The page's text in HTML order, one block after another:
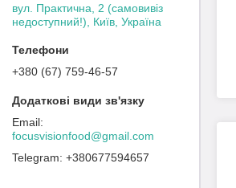
вул. Практична, 2 (самовивіз
недоступний!), Київ, Україна
+380 (67) 759-46-57
focusvisionfood@gmail.com
+380677594657